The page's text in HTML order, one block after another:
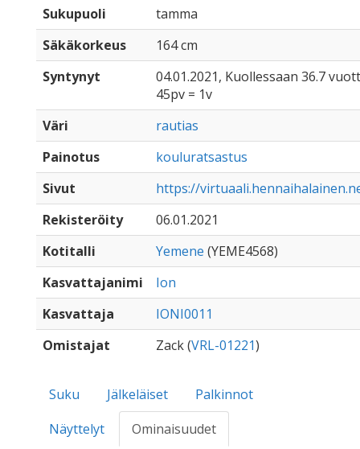
Sukupuoli
tamma
Säkäkorkeus
164 cm
Syntynyt
04.01.2021, Kuollessaan 36.7
45pv = 1v
Väri
rautias
Painotus
kouluratsastus
Sivut
https://
Rekisteröity
06.01.2021
Kotitalli
Yemene (YEME4568)
Kasvattajanimi
Ion
Kasvattaja
IONI0011
Omistajat
Zack (VRL-01221)
Suku Jälkeläiset
Palkinnot
Näyttelyt
Ominaisuudet